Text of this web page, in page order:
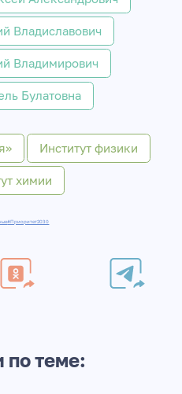
Владиславович
Владимирович
Булатовна
Институт физики
химии
#Приоритет2030
по теме: